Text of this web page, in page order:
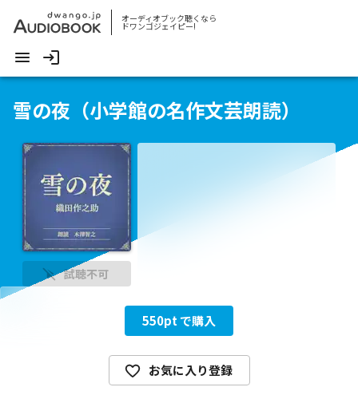
オーディオブック聴くなら
ドワンゴジェイピー!
雪の夜（小学館の名作文芸朗読）
試聴不可
550pt で購入
お気に入り登録